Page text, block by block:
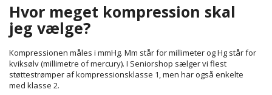
Hvor meget kompression skal
jeg vælge?
Kompressionen måles i mmHg. Mm står for millimeter og Hg står for
kviksølv (millimetre of mercury). I Seniorshop sælger vi flest
støttestrømper af kompressionsklasse 1, men har også enkelte
med klasse 2.